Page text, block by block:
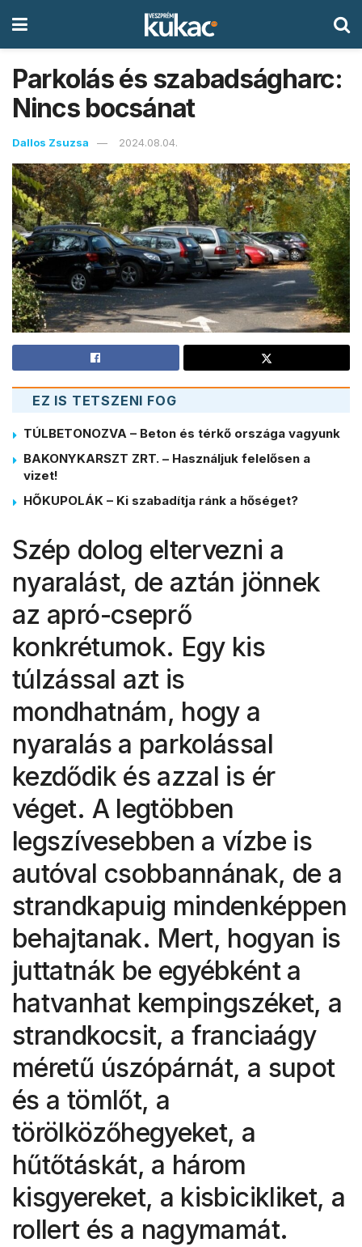
Parkolás és szabadságharc:
Nincs bocsánat
Dallos Zsuzsa 2024.08.04.
EZ IS TETSZENI FOG
TÚLBETONOZVA – Beton és térkő országa vagyunk
BAKONYKARSZT ZRT. – Használjuk felelősen a
vizet!
HŐKUPOLÁK – Ki szabadítja ránk a hőséget?
Szép dolog eltervezni a
nyaralást, de aztán jönnek
az apró-cseprő
konkrétumok. Egy kis
túlzással azt is
mondhatnám, hogy a
nyaralás a parkolással
kezdődik és azzal is ér
véget. A legtöbben
legszívesebben a vízbe is
autóval csobbannának, de a
strandkapuig mindenképpen
behajtanak. Mert, hogyan is
juttatnák be egyébként a
hatvanhat kempingszéket, a
strandkocsit, a franciaágy
méretű úszópárnát, a supot
és a tömlőt, a
törölközőhegyeket, a
hűtőtáskát, a három
kisgyereket, a kisbicikliket, a
rollert és a nagymamát.